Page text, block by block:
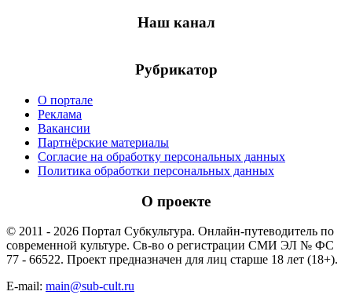
Наш канал
Рубрикатор
О портале
Реклама
Вакансии
Партнёрские материалы
Согласие на обработку персональных данных
Политика обработки персональных данных
О проекте
© 2011 - 2026 Портал Субкультура. Онлайн-путеводитель по
современной культуре. Св-во о регистрации СМИ ЭЛ № ФС
77 - 66522. Проект предназначен для лиц старше 18 лет (18+).
E-mail: main@sub-cult.ru